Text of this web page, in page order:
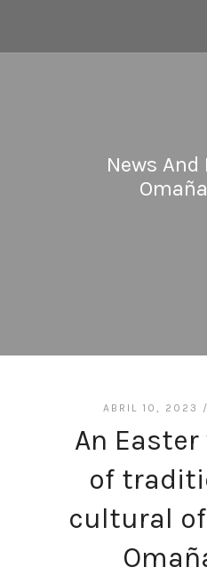
News And
ABRIL 10, 2023
An
of
cultural